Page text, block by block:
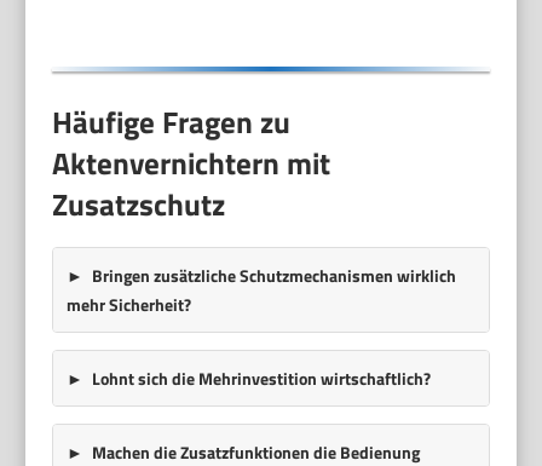
Häufige Fragen zu
Aktenvernichtern mit
Zusatzschutz
Bringen zusätzliche Schutzmechanismen wirklich
mehr Sicherheit?
Lohnt sich die Mehrinvestition wirtschaftlich?
Machen die Zusatzfunktionen die Bedienung